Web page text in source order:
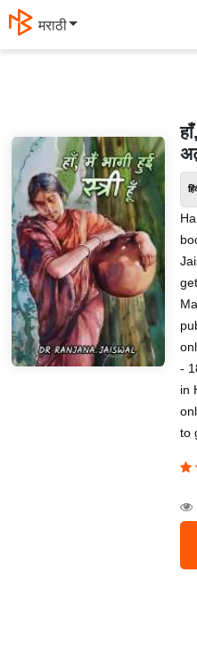
मराठी
-
in
to